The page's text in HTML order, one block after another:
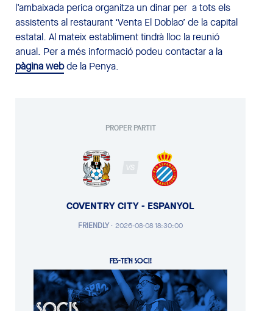
l’ambaixada perica organitza un dinar per a tots els
assistents al restaurant ‘Venta El Doblao’ de la capital
estatal. Al mateix establiment tindrà lloc la reunió
anual. Per a més informació podeu contactar a la
pàgina webde la Penya.
PROPER PARTIT
VS
COVENTRY CITY - ESPANYOL
FRIENDLY· 2026-08-08 18:30:00
FES-TE'N SOCI!